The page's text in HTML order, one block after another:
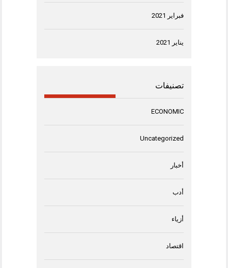
فبراير 2021
يناير 2021
تصنيفات
ECONOMIC
Uncategorized
أخبار
أدب
أزياء
اقتصاد